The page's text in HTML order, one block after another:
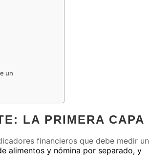
un
LA PRIMERA CAPA
financieros que debe medir un
alimentos y nómina por separado, y